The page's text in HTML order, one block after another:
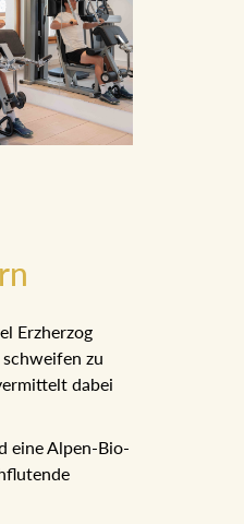
Erzherzog
schweifen zu
vermittelt
eine Alpen-